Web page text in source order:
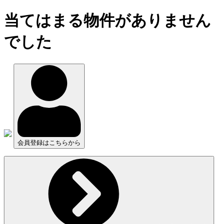
当てはまる物件がありません
でした
会員登録はこちらから